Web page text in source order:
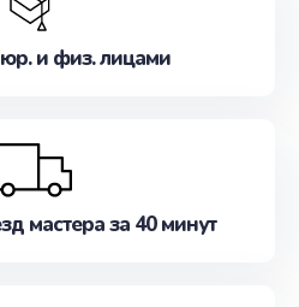
и физ. лицами
мастера за 40 минут